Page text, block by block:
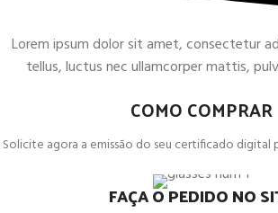
Lorem ipsum dolor sit amet, consectetur
tellus, luctus nec ullamcorper mattis,
COMO COMPRAR
Solicite agora a emissão do seu certificado digital
FAÇA O PEDIDO NO